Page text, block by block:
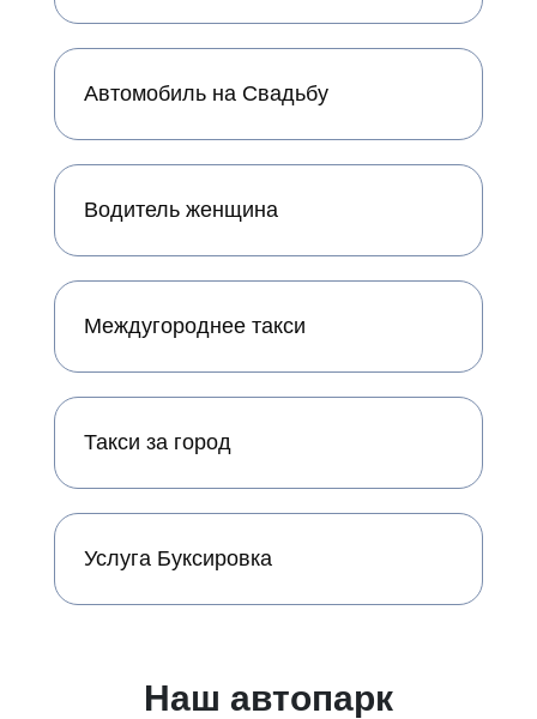
Автомобиль на Свадьбу
Водитель женщина
Междугороднее такси
Такси за город
Услуга Буксировка
Наш автопарк